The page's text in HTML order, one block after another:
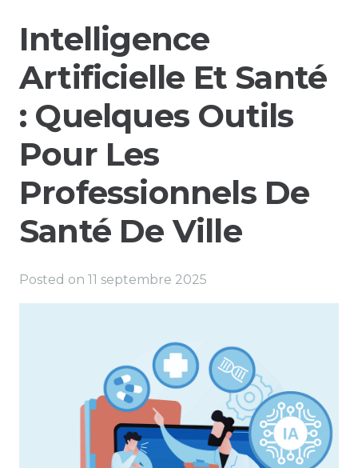
Intelligence
Artificielle Et Santé
: Quelques Outils
Pour Les
Professionnels De
Santé De Ville
Posted on 11 septembre 2025